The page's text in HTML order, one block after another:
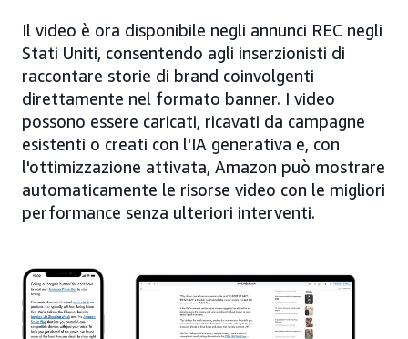
Il video è ora disponibile negli annunci REC negli
Stati Uniti, consentendo agli inserzionisti di
raccontare storie di brand coinvolgenti
direttamente nel formato banner. I video
possono essere caricati, ricavati da campagne
esistenti o creati con l'IA generativa e, con
l'ottimizzazione attivata, Amazon può mostrare
automaticamente le risorse video con le migliori
performance senza ulteriori interventi.